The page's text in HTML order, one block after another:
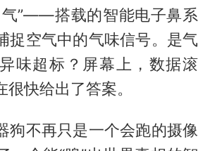
气”——搭载的智能电子鼻系
捉空气中的气味信号。是气
味超标？屏幕上，数据滚
快给出了答案。
狗不再只是一个会跑的摄像